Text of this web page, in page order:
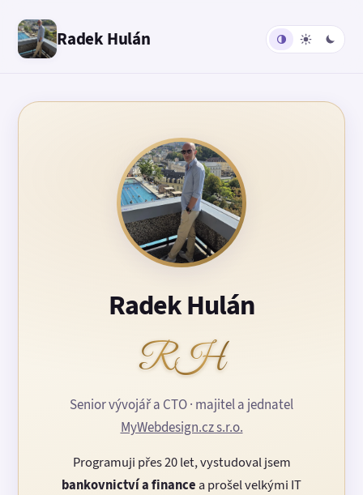
Radek Hulán
Radek Hulán
RH
Senior vývojář a CTO · majitel a jednatel
MyWebdesign.cz s.r.o.
Programuji přes 20 let, vystudoval jsem
bankovnictví a finance a prošel velkými IT